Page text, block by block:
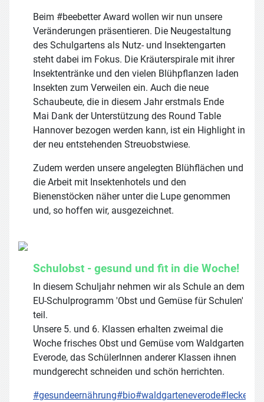
Beim #beebetter Award wollen wir nun unsere
Veränderungen präsentieren. Die Neugestaltung
des Schulgartens als Nutz- und Insektengarten
steht dabei im Fokus. Die Kräuterspirale mit ihrer
Insektentränke und den vielen Blühpflanzen laden
Insekten zum Verweilen ein. Auch die neue
Schaubeute, die in diesem Jahr erstmals Ende
Mai Dank der Unterstützung des Round Table
Hannover bezogen werden kann, ist ein Highlight in
der neu entstehenden Streuobstwiese.
Zudem werden unsere angelegten Blühflächen und
die Arbeit mit Insektenhotels und den
Bienenstöcken näher unter die Lupe genommen
und, so hoffen wir, ausgezeichnet.
Schulobst - gesund und fit in die Woche!
In diesem Schuljahr nehmen wir als Schule an dem
EU-Schulprogramm 'Obst und Gemüse für Schulen'
teil.
Unsere 5. und 6. Klassen erhalten zweimal die
Woche frisches Obst und Gemüse vom Waldgarten
Everode, das SchülerInnen anderer Klassen ihnen
mundgerecht schneiden und schön herrichten.
#gesundeernährung#bio#waldgarteneverode